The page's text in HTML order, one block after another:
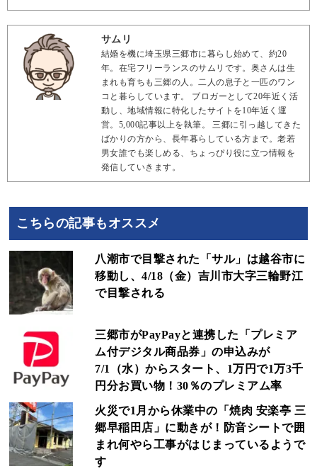
サムリ
結婚を機に埼玉県三郷市に暮らし始めて、約20
年。在宅フリーランスのサムリです。奥さんは生
まれも育ちも三郷の人。二人の息子と一匹のワン
コと暮らしています。 ブロガーとして20年近く活
動し、地域情報に特化したサイトを10年近く運
営。5,000記事以上を執筆。 三郷に引っ越してきた
ばかりの方から、長年暮らしている方まで。老若
男女誰でも楽しめる、ちょっぴり役に立つ情報を
発信していきます。
こちらの記事もオススメ
八潮市で目撃された「サル」は越谷市に
移動し、4/18（金）吉川市大字三輪野江
で目撃される
三郷市がPayPayと連携した「プレミア
ム付デジタル商品券」の申込みが
7/1（水）からスタート、1万円で1万3千
円分お買い物！30％のプレミアム率
火災で1月から休業中の「焼肉 安楽亭 三
郷早稲田店」に動きが！防音シートで囲
まれ何やら工事がはじまっているようで
す